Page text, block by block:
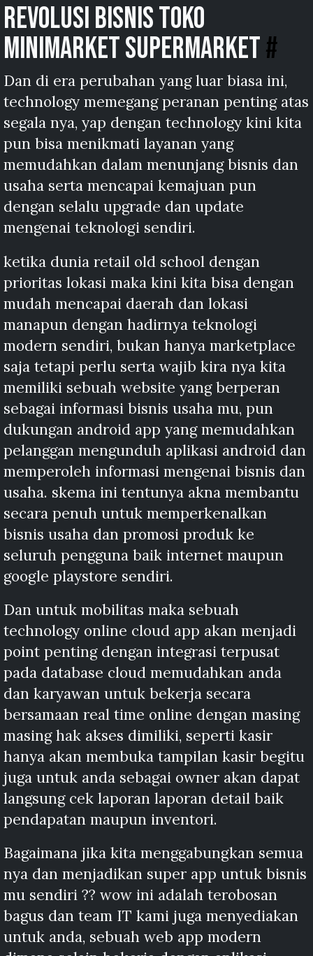
Revolusi bisnis toko
minimarket supermarket#
Dan di era perubahan yang luar biasa ini,
technology memegang peranan penting atas
segala nya, yap dengan technology kini kita
pun bisa menikmati layanan yang
memudahkan dalam menunjang bisnis dan
usaha serta mencapai kemajuan pun
dengan selalu upgrade dan update
mengenai teknologi sendiri.
ketika dunia retail old school dengan
prioritas lokasi maka kini kita bisa dengan
mudah mencapai daerah dan lokasi
manapun dengan hadirnya teknologi
modern sendiri, bukan hanya marketplace
saja tetapi perlu serta wajib kira nya kita
memiliki sebuah website yang berperan
sebagai informasi bisnis usaha mu, pun
dukungan android app yang memudahkan
pelanggan mengunduh aplikasi android dan
memperoleh informasi mengenai bisnis dan
usaha. skema ini tentunya akna membantu
secara penuh untuk memperkenalkan
bisnis usaha dan promosi produk ke
seluruh pengguna baik internet maupun
google playstore sendiri.
Dan untuk mobilitas maka sebuah
technology online cloud app akan menjadi
point penting dengan integrasi terpusat
pada database cloud memudahkan anda
dan karyawan untuk bekerja secara
bersamaan real time online dengan masing
masing hak akses dimiliki, seperti kasir
hanya akan membuka tampilan kasir begitu
juga untuk anda sebagai owner akan dapat
langsung cek laporan laporan detail baik
pendapatan maupun inventori.
Bagaimana jika kita menggabungkan semua
nya dan menjadikan super app untuk bisnis
mu sendiri ?? wow ini adalah terobosan
bagus dan team IT kami juga menyediakan
untuk anda, sebuah web app modern